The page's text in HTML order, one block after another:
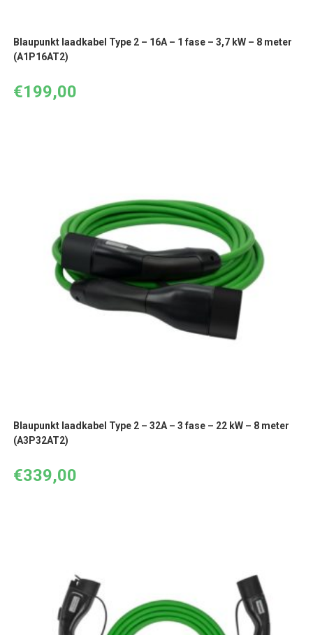
Blaupunkt laadkabel Type 2 – 16A – 1 fase – 3,7 kW – 8 meter
(A1P16AT2)
€199,00
Blaupunkt laadkabel Type 2 – 32A – 3 fase – 22 kW – 8 meter
(A3P32AT2)
€339,00